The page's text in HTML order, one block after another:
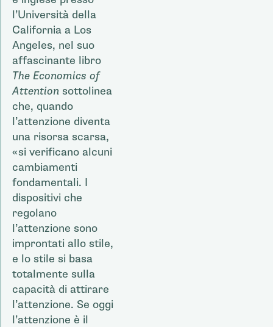
l’Università della
California a Los
Angeles, nel suo
affascinante libro
The Economics of
Attention sottolinea
che, quando
l’attenzione diventa
una risorsa scarsa,
«si verificano alcuni
cambiamenti
fondamentali. I
dispositivi che
regolano
l’attenzione sono
improntati allo stile,
e lo stile si basa
totalmente sulla
capacità di attirare
l’attenzione. Se oggi
l’attenzione è il